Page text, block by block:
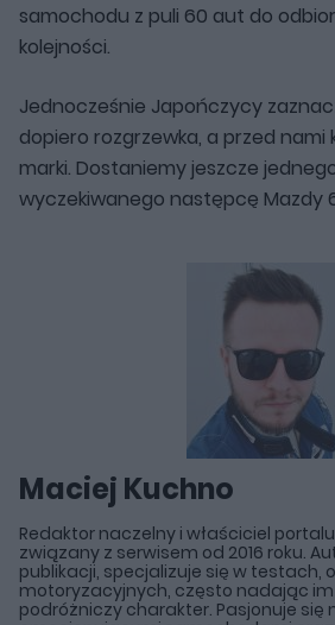
samochodu z puli 60 aut do
kolejności.
Jednocześnie Japończycy
dopiero rozgrzewka, a przed nami
marki. Dostaniemy jeszcze
wyczekiwanego następcę Mazdy
Maciej Kuchno
Redaktor naczelny i właściciel portalu
związany z serwisem od 2016 roku.
publikacji, specjalizuje się w testach,
motoryzacyjnych, często nadając im
podróżniczy charakter. Pasjonuje się